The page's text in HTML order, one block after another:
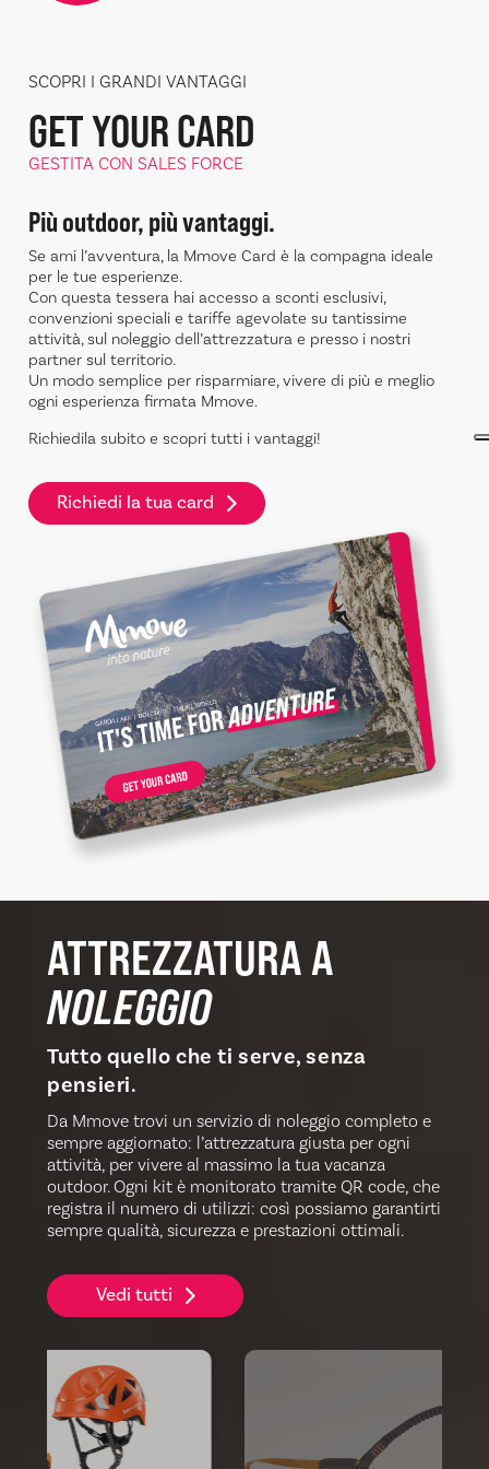
SCOPRI I GRANDI VANTAGGI
GET YOUR CARD
GESTITA CON SALES FORCE
Più outdoor, più vantaggi.
Se ami l’avventura, la Mmove Card è la compagna ideale
per le tue esperienze.
Con questa tessera hai accesso a sconti esclusivi,
convenzioni speciali e tariffe agevolate su tantissime
attività, sul noleggio dell’attrezzatura e presso i nostri
partner sul territorio.
Un modo semplice per risparmiare, vivere di più e meglio
ogni esperienza firmata Mmove.
Richiedila subito e scopri tutti i vantaggi!
Richiedi la tua card
ATTREZZATURA A
NOLEGGIO
Tutto quello che ti serve, senza
pensieri.
Da Mmove trovi un servizio di noleggio completo e
sempre aggiornato: l’attrezzatura giusta per ogni
attività, per vivere al massimo la tua vacanza
outdoor. Ogni kit è monitorato tramite QR code, che
registra il numero di utilizzi: così possiamo garantirti
sempre qualità, sicurezza e prestazioni ottimali.
Vedi tutti